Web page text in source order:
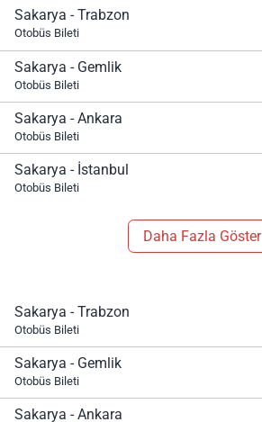
Sakarya - Trabzon
Otobüs Bileti
Sakarya - Gemlik
Otobüs Bileti
Sakarya - Ankara
Otobüs Bileti
Sakarya - İstanbul
Otobüs Bileti
Daha Fazla Göster
Sakarya - Trabzon
Otobüs Bileti
Sakarya - Gemlik
Otobüs Bileti
Sakarya - Ankara